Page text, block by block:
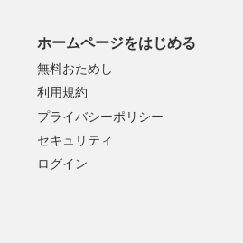
ホームページをはじめる
無料おためし
利用規約
プライバシーポリシー
セキュリティ
ログイン